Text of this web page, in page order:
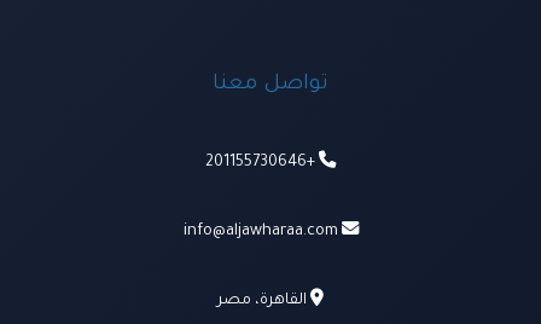
تواصل معنا
+201155730646
info@aljawharaa.com
القاهرة، مصر